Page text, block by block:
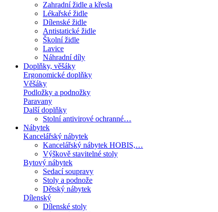
Zahradní židle a křesla
Lékařské židle
Dílenské židle
Antistatické židle
Školní židle
Lavice
Náhradní díly
Doplňky, věšáky
Ergonomické doplňky
Věšáky
Podložky a podnožky
Paravany
Další doplňky
Stolní antivirové ochranné…
Nábytek
Kancelářský nábytek
Kancelářský nábytek HOBIS,…
Výškově stavitelné stoly
Bytový nábytek
Sedací soupravy
Stoly a podnože
Dětský nábytek
Dílenský
Dílenské stoly